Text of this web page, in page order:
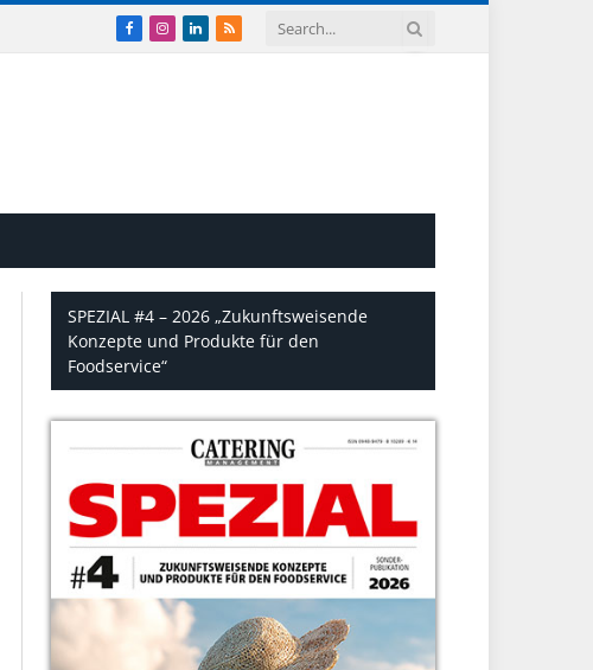
Facebook
Instagram
LinkedIn
RSS
SPEZIAL #4 – 2026 „Zukunftsweisende
Konzepte und Produkte für den
Foodservice“